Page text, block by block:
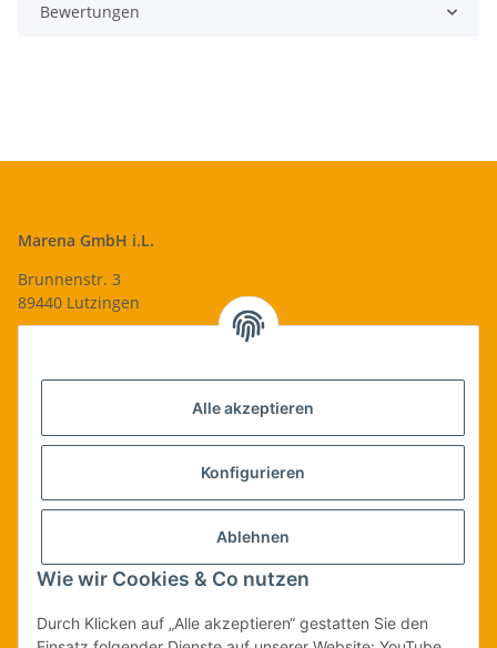
Alle akzeptieren
Konfigurieren
Ablehnen
Wie wir Cookies & Co nutzen
Durch Klicken auf „Alle akzeptieren“ gestatten Sie den
Bewertungen
Marena GmbH i.L.
Brunnenstr. 3
89440 Lutzingen